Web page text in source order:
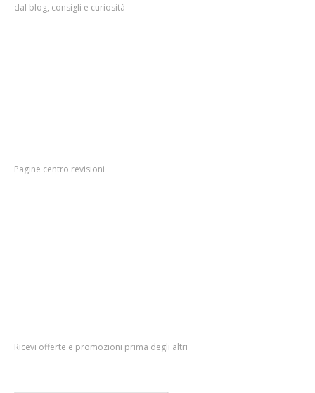
dal blog, consigli e curiosità
Pagine centro revisioni
Ricevi offerte e promozioni prima degli altri